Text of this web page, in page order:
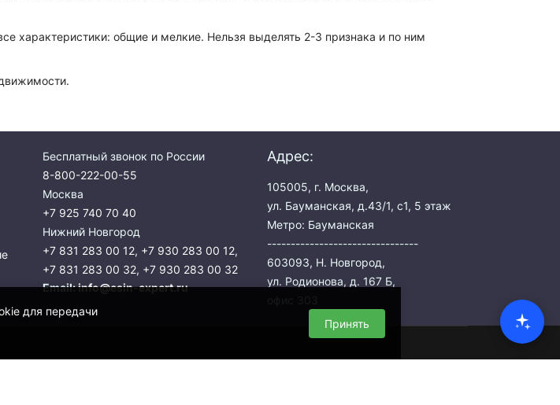
для передачи
Принять
характеристики: общие и мелкие. Нельзя выделять 2-3 признака и по ним
Бесплатный звонок по России
8-800-222-00-55
Москва
+7 925 740 70 40
Нижний Новгород
+7 831 283 00 12, +7 930 283 00 12,
+7 831 283 00 32, +7 930 283 00 32
Email:info@esin-expert.ru
Адрес:
105005, г. Москва,
ул. Бауманская, д.43/1, с1, 5 этаж
Метро: Бауманская
--------------------------------
603093, Н. Новгород,
ул. Родионова, д. 167 Б,